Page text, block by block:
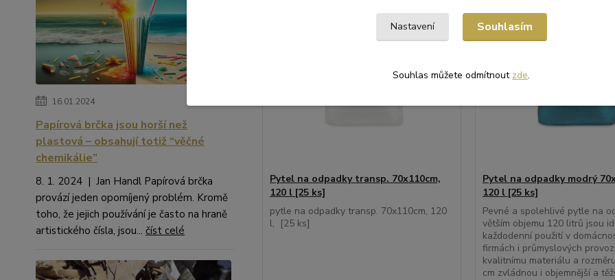
16.01.2024
Papírová brčka jsou horší než
plastová – obsahují totiž “věčné
chemikálie”
8. 1. 2024 | Jan Handl Papírová brčka
provází jeden opomíjený problém. Kromě
toho, že jejich používání je často na hraně
artistického čísla, jsou... číst celé
Pytel na odpadky transp. 70x110cm,
120 l [25 ks]
pytle na odpadky transp. 70x110cm, 120
l, [25 ks]
Pytel na odpadky modrý
120 l [25 ks]
Pevné a spolehlivé pytle na
větším objemu 120 litrů jsou
každodenní použití v
firmách i průmyslových
kvalitnímu materiálu a
cm zvládnou i objemnější a
Nastavení Souhlasím
Souhlas můžete odmítnout zde.